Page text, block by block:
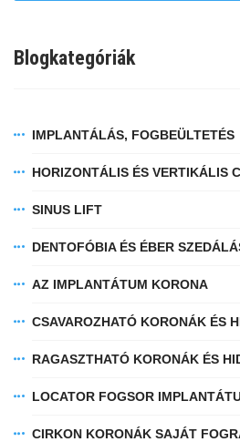
Blogkategóriák
IMPLANTÁLÁS, FOGBEÜLTETÉS
HORIZONTÁLIS ÉS VERTIKÁLIS
SINUS LIFT
DENTOFÓBIA ÉS ÉBER
AZ IMPLANTÁTUM KORONA
CSAVAROZHATÓ KORONÁK ÉS
RAGASZTHATÓ KORONÁK ÉS
LOCATOR FOGSOR
CIRKON KORONÁK SAJÁT